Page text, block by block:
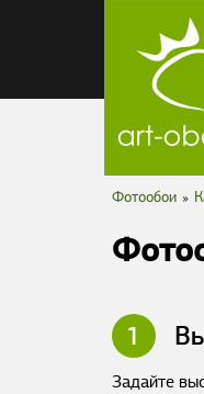
Фотообои »
1
Задайте